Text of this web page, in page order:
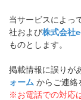
当サービスによっ
社および株式会社
ものとします。
掲載情報に誤りが
ォーム からご連絡
※お電話での対応